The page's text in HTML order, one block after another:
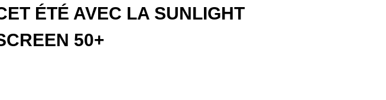
ÉTÉ AVEC LA SUNLIGHT
50+